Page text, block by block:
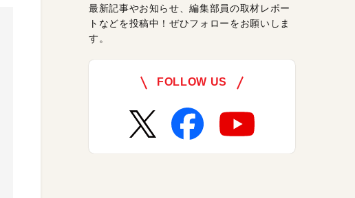
最新記事やお知らせ、編集部員の取材レポー
トなどを投稿中！ぜひフォローをお願いしま
す。
FOLLOW US